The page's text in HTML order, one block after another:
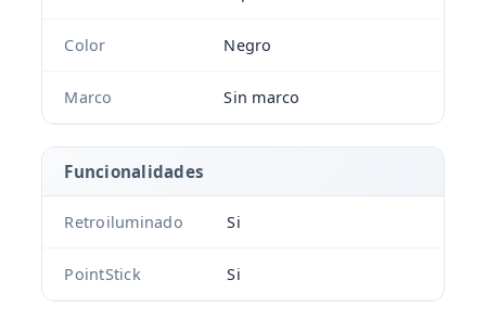
Color Negro
Marco Sin marco
Funcionalidades
Retroiluminado Si
PointStick Si